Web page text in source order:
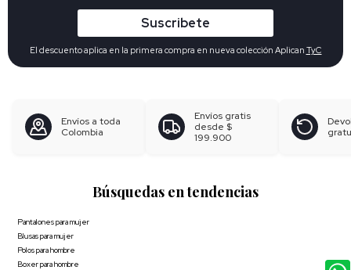
Suscribete
El descuento aplica en la primera compra en nueva colección Aplican TyC
Envíos a toda
Colombia
Envíos gratis
desde $
199.900
Búsquedas en tendencias
Pantalones para mujer
Blusas para mujer
Polos para hombre
Boxer para hombre